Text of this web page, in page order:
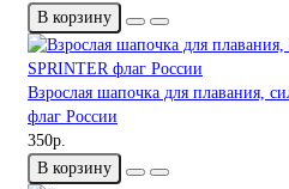
В корзину
Взрослая шапочка для плавания,
флаг России
350р.
В корзину